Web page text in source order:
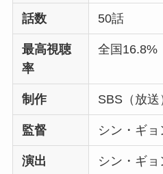
話数 50話
最高視聴
率
全国16.8%
制作 SBS（放送
監督 シン・ギョ
演出 シン・ギョ